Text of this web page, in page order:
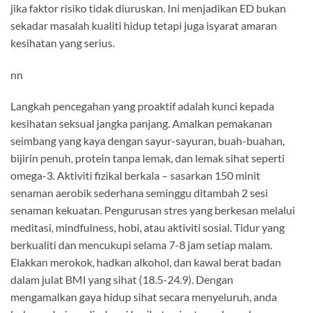
jika faktor risiko tidak diuruskan. Ini menjadikan ED bukan
sekadar masalah kualiti hidup tetapi juga isyarat amaran
kesihatan yang serius.
nn
Langkah pencegahan yang proaktif adalah kunci kepada
kesihatan seksual jangka panjang. Amalkan pemakanan
seimbang yang kaya dengan sayur-sayuran, buah-buahan,
bijirin penuh, protein tanpa lemak, dan lemak sihat seperti
omega-3. Aktiviti fizikal berkala – sasarkan 150 minit
senaman aerobik sederhana seminggu ditambah 2 sesi
senaman kekuatan. Pengurusan stres yang berkesan melalui
meditasi, mindfulness, hobi, atau aktiviti sosial. Tidur yang
berkualiti dan mencukupi selama 7-8 jam setiap malam.
Elakkan merokok, hadkan alkohol, dan kawal berat badan
dalam julat BMI yang sihat (18.5-24.9). Dengan
mengamalkan gaya hidup sihat secara menyeluruh, anda